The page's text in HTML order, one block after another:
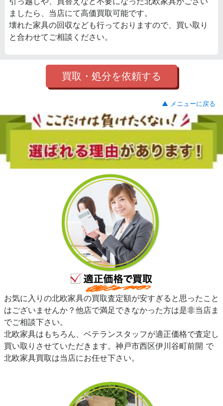
ましたら、当店にて高価買取可能です。
壊れた家具の回収なども行っておりますので、買い取り
と合わせてご相談ください。
買取・処分を依頼する
▲ メニューに戻る
お気に入りの北欧家具の買取査定額が安すぎると思ったこと
はございませんか？他店で満足できなかった方は是非当店ま
でご相談下さい。
北欧家具はもちろん、ベテランスタッフが適正価格で査定し
買い取りさせていただきます。神戸市西区伊川谷町前開 で
北欧家具買取は当店にお任せ下さい。